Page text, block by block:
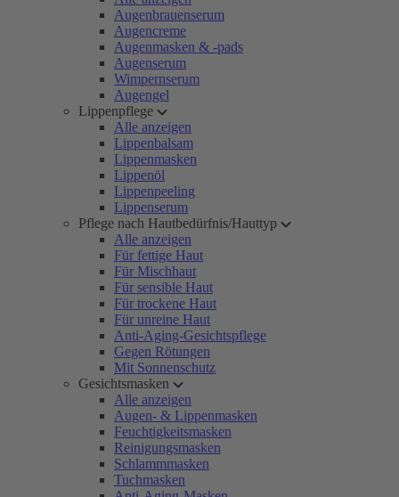
Augenbrauenserum
Augencreme
Augenmasken & -pads
Augenserum
Wimpernserum
Augengel
Lippenpflege
Alle anzeigen
Lippenbalsam
Lippenmasken
Lippenöl
Lippenpeeling
Lippenserum
Pflege nach Hautbedürfnis/Hauttyp
Alle anzeigen
Für fettige Haut
Für Mischhaut
Für sensible Haut
Für trockene Haut
Für unreine Haut
Anti-Aging-Gesichtspflege
Gegen Rötungen
Mit Sonnenschutz
Gesichtsmasken
Alle anzeigen
Augen- & Lippenmasken
Feuchtigkeitsmasken
Reinigungsmasken
Schlammmasken
Tuchmasken